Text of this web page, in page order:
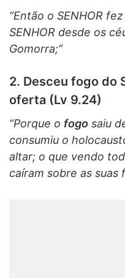
“Então o SENHOR
SENHOR desde os
Gomorra;”
2. Desceu fogo do
oferta (Lv 9.24)
“Porque o fogo saiu
consumiu o
altar; o que vendo
caíram sobre as suas